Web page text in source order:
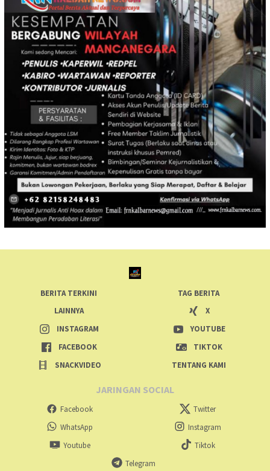
BERITA TERKINI
TAG BERITA
LAINNYA
X
INSTAGRAM
YOUTUBE
FACEBOOK
TIKTOK
SNACKVIDEO
TENTANG KAMI
JARINGAN SOCIAL
Facebook
Twitter
WhatsApp
Instagram
Youtube
Tiktok
Telegram